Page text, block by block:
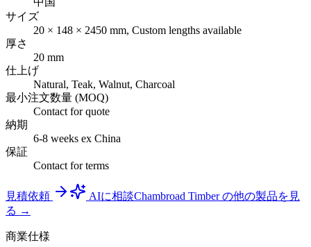
サイズ
20 × 148 × 2450 mm, Custom lengths available
厚さ
20 mm
仕上げ
Natural, Teak, Walnut, Charcoal
最小注文数量 (MOQ)
Contact for quote
納期
6-8 weeks ex China
保証
Contact for terms
見積依頼 AIに相談Chambroad Timber の他の製品を見
る →
商業仕様